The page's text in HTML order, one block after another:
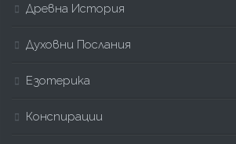
Древна История
Духовни Послания
Езотерика
Конспирации